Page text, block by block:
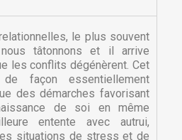
le plus souvent
tâtonnons et il arrive
les conflits dégénèrent. Cet
façon essentiellement
des démarches favorisant
de soi en même
entente avec autrui,
situations de stress et de